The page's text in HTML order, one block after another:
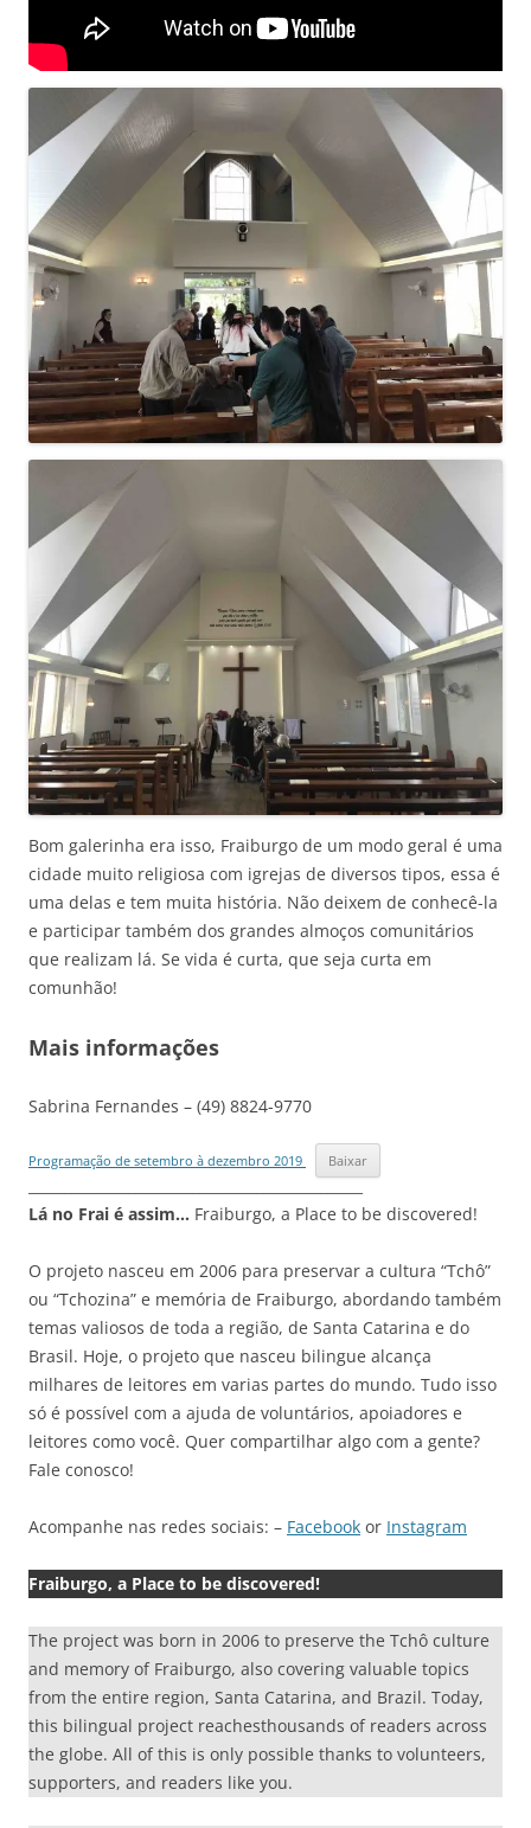
Bom galerinha era isso, Fraiburgo de um modo geral é uma
cidade muito religiosa com igrejas de diversos tipos, essa é
uma delas e tem muita história. Não deixem de conhecê-la
e participar também dos grandes almoços comunitários
que realizam lá. Se vida é curta, que seja curta em
comunhão!
Mais informações
Sabrina Fernandes – (49) 8824-9770
Programação de setembro à dezembro 2019 Baixar
Lá no Frai é assim… Fraiburgo, a Place to be discovered!
O projeto nasceu em 2006 para preservar a cultura “Tchô”
ou “Tchozina” e memória de Fraiburgo, abordando também
temas valiosos de toda a região, de Santa Catarina e do
Brasil. Hoje, o projeto que nasceu bilingue alcança
milhares de leitores em varias partes do mundo. Tudo isso
só é possível com a ajuda de voluntários, apoiadores e
leitores como você. Quer compartilhar algo com a gente?
Fale conosco!
Acompanhe nas redes sociais: – Facebook or Instagram
Fraiburgo, a Place to be discovered!
The project was born in 2006 to preserve the Tchô culture
and memory of Fraiburgo, also covering valuable topics
from the entire region, Santa Catarina, and Brazil. Today,
this bilingual project reachesthousands of readers across
the globe. All of this is only possible thanks to volunteers,
supporters, and readers like you.